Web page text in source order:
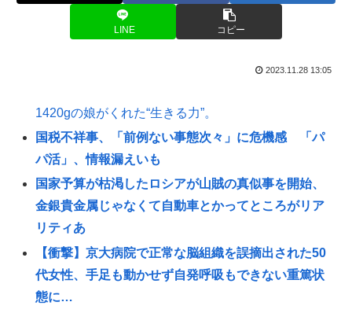
LINE コピー
2023.11.28 13:05
1420gの娘がくれた“生きる力”。
国税不祥事、「前例ない事態次々」に危機感 「パ
パ活」、情報漏えいも
国家予算が枯渇したロシアが山賊の真似事を開始、
金銀貴金属じゃなくて自動車とかってところがリア
リティあ
【衝撃】京大病院で正常な脳組織を誤摘出された50
代女性、手足も動かせず自発呼吸もできない重篤状
態に…